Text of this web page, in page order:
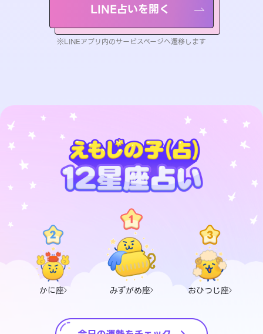
LINE占いを開く
※LINEアプリ内のサービスページへ遷移します
かに座 みずがめ座 おひつじ座